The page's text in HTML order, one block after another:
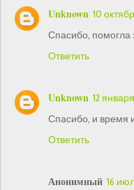
Unknown 10
Спасибо, помогла
Ответить
Unknown 12 января
Спасибо, и время
Ответить
Анонимный 16